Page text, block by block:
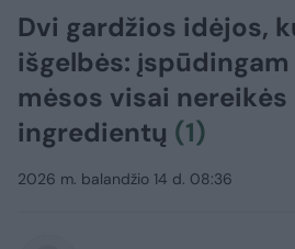
Dvi gardžios idėjos,
išgelbės:
mėsos visai
ingredientų (1)
2026 m. balandžio 14 d. 08:36